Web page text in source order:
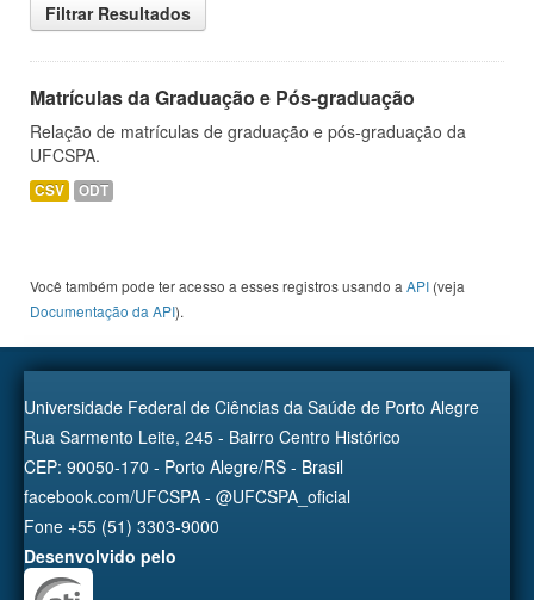
Filtrar Resultados
Matrículas da Graduação e Pós-graduação
Relação de matrículas de graduação e pós-graduação da
UFCSPA.
CSV ODT
Você também pode ter acesso a esses registros usando a API (veja
Documentação da API).
Universidade Federal de Ciências da Saúde de Porto Alegre
Rua Sarmento Leite, 245 - Bairro Centro Histórico
CEP: 90050-170 - Porto Alegre/RS - Brasil
facebook.com/UFCSPA - @UFCSPA_oficial
Fone +55 (51) 3303-9000
Desenvolvido pelo